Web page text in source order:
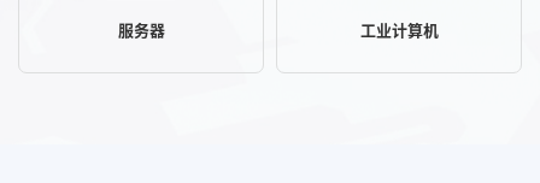
服务器 工业计算机